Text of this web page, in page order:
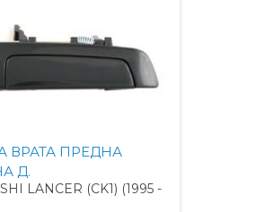
ВРАТА ПРЕДНА
Д.
LANCER (CK1) (1995 -